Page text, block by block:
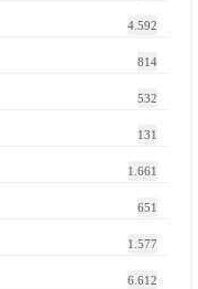
4.592
814
532
131
1.661
651
1.577
6.612